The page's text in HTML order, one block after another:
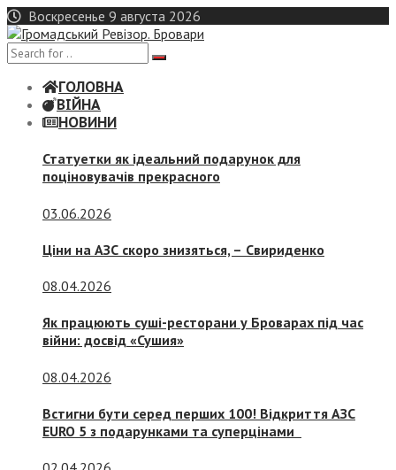
Skip
to
content
Воскресенье 9 августа 2026
ГОЛОВНА
ВІЙНА
НОВИНИ
Статуетки як ідеальний подарунок для
поціновувачів прекрасного
03.06.2026
Ціни на АЗС скоро знизяться, – Свириденко
08.04.2026
Як працюють суші-ресторани у Броварах під час
війни: досвід «Сушия»
08.04.2026
Встигни бути серед перших 100! Відкриття АЗС
EURO 5 з подарунками та суперцінами